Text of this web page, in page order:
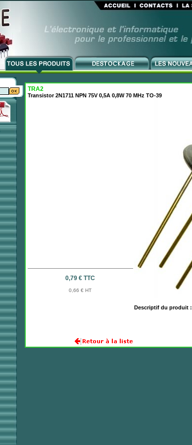
TRA2
Transistor 2N1711 NPN 75V 0,5A 0,8W 70 MHz TO-39
0,79 € TTC
0,66 € HT
Descriptif du produit :